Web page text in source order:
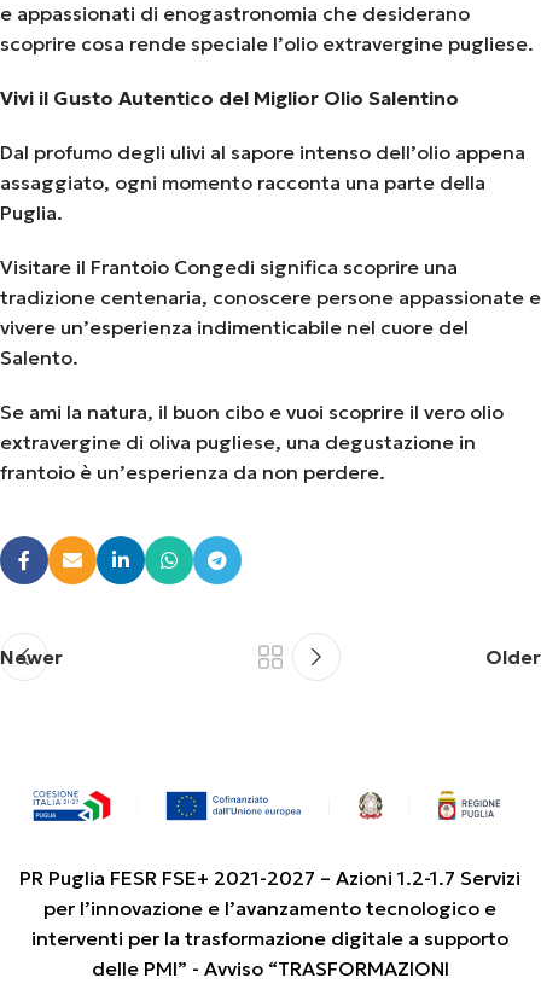
e appassionati di enogastronomia che desiderano
scoprire cosa rende speciale l’olio extravergine pugliese.
Vivi il Gusto Autentico del Miglior Olio Salentino
Dal profumo degli ulivi al sapore intenso dell’olio appena
assaggiato, ogni momento racconta una parte della
Puglia.
Visitare il Frantoio Congedi significa scoprire una
tradizione centenaria, conoscere persone appassionate e
vivere un’esperienza indimenticabile nel cuore del
Salento.
Se ami la natura, il buon cibo e vuoi scoprire il vero olio
extravergine di oliva pugliese, una degustazione in
frantoio è un’esperienza da non perdere.
Newer Older
PR Puglia FESR FSE+ 2021-2027 – Azioni 1.2-1.7 Servizi
per l’innovazione e l’avanzamento tecnologico e
interventi per la trasformazione digitale a supporto
delle PMI” - Avviso “TRASFORMAZIONI